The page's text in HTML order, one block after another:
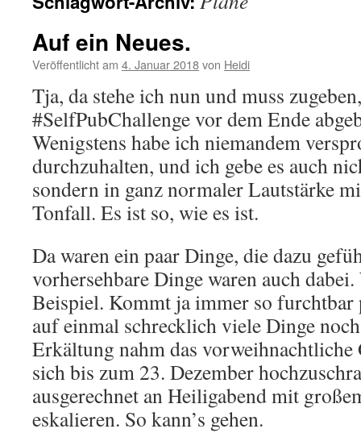
Auf ein Neues.
Veröffentlicht am 4. Januar 2018von Heidi
Tja, da stehe ich nun und muss
#SelfPubChallenge vor dem Ende
Wenigstens habe ich niemandem
durchzuhalten, und ich gebe es auch
sondern in ganz normaler Lautstärke
Tonfall. Es ist so, wie es ist.
Da waren ein paar Dinge, die dazu
vorhersehbare Dinge waren auch
Beispiel. Kommt ja immer so furchtbar
auf einmal schrecklich viele Dinge
Erkältung nahm das vorweihnachtliche
sich bis zum 23. Dezember
ausgerechnet an Heiligabend mit
eskalieren. So kann’s gehen.